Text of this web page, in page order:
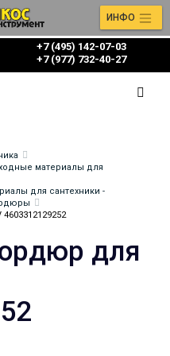
+7 (495) 142-07-03
‎‎+7 (977) 732-40-27
ИНФО
материалы для
для сантехники -
для